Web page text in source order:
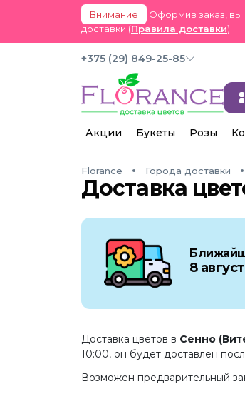
Внимание Оформив заказ, вы
доставки (Правила доставки)
+375 (29) 849-25-85
Акции Букеты Розы
Florance Города доставки
Доставка
8
Доставка цветов в Сенно
10:00, он будет доставлен
Возможен предварительный